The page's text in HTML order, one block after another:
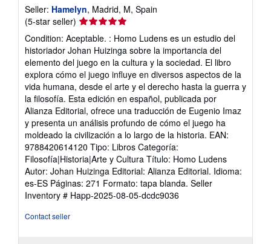
Seller: Hamelyn, Madrid, M, Spain
(5-star seller) Seller
rating
5
out
of
5
stars
Condition: Aceptable. : Homo Ludens es un estudio del
historiador Johan Huizinga sobre la importancia del
elemento del juego en la cultura y la sociedad. El libro
explora cómo el juego influye en diversos aspectos de la
vida humana, desde el arte y el derecho hasta la guerra y
la filosofía. Esta edición en español, publicada por
Alianza Editorial, ofrece una traducción de Eugenio Imaz
y presenta un análisis profundo de cómo el juego ha
moldeado la civilización a lo largo de la historia. EAN:
9788420614120 Tipo: Libros Categoría:
Filosofía|Historia|Arte y Cultura Título: Homo Ludens
Autor: Johan Huizinga Editorial: Alianza Editorial. Idioma:
es-ES Páginas: 271 Formato: tapa blanda. Seller
Inventory # Happ-2025-08-05-dcdc9036
Contact seller